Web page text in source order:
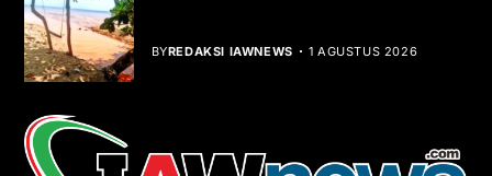
BYREDAKSI IAWNEWS 1 AGUSTUS 2026